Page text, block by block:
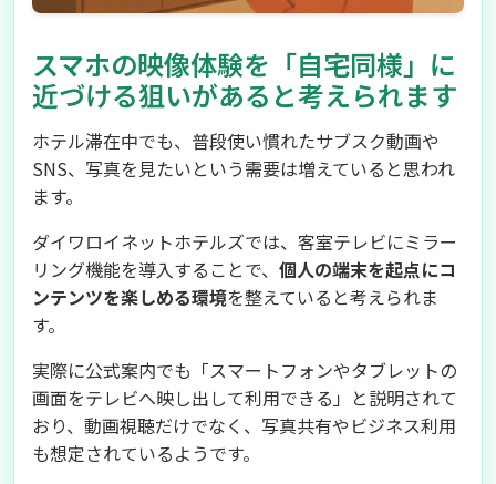
スマホの映像体験を「自宅同様」に
近づける狙いがあると考えられます
ホテル滞在中でも、普段使い慣れたサブスク動画や
SNS、写真を見たいという需要は増えていると思われ
ます。
ダイワロイネットホテルズでは、客室テレビにミラー
リング機能を導入することで、 個人の端末を起点にコ
ンテンツを楽しめる環境を整えていると考えられま
す。
実際に公式案内でも「スマートフォンやタブレットの
画面をテレビへ映し出して利用できる」と説明されて
おり、動画視聴だけでなく、写真共有やビジネス利用
も想定されているようです。